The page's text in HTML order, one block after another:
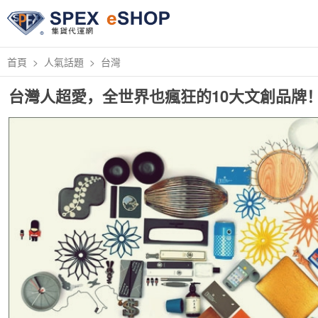
首頁 人氣話題 台灣
台灣人超愛，全世界也瘋狂的10大文創品牌